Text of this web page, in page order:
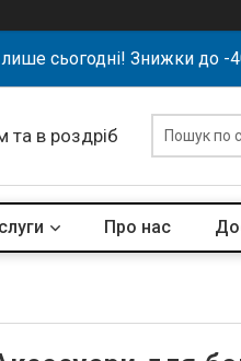
сьогодні! Знижки до -
та в роздріб
Про нас